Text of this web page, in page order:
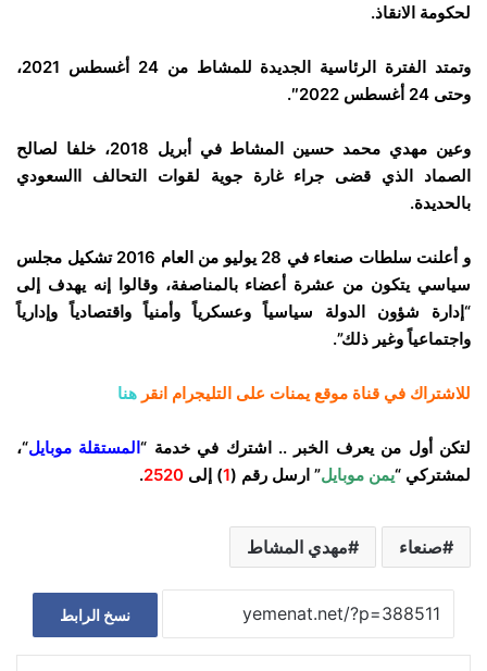
لحكومة الانقاذ.
وتمتد الفترة الرئاسية الجديدة للمشاط من 24 أغسطس 2021،
وحتى 24 أغسطس 2022″.
وعين مهدي محمد حسين المشاط في أبريل 2018، خلفا لصالح
الصماد الذي قضى جراء غارة جوية لقوات التحالف االسعودي
بالحديدة.
و أعلنت سلطات صنعاء في 28 يوليو من العام 2016 تشكيل مجلس
سياسي يتكون من عشرة أعضاء بالمناصفة، وقالوا إنه يهدف إلى
“إدارة شؤون الدولة سياسياً وعسكرياً وأمنياً واقتصادياً وإدارياً
واجتماعياً وغير ذلك”.
للاشتراك في قناة موقع يمنات على التليجرام انقر هنا
لتكن أول من يعرف الخبر .. اشترك في خدمة “المستقلة موبايل“،
لمشتركي “يمن موبايل” ارسل رقم (1) إلى 2520
.
صنعاء مهدي المشاط
نسخ الرابط